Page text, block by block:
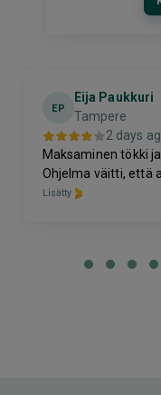
EP
Eija Paukkuri
Tampere
2 days
Maksaminen tökki
Ohjelma väitti, että
Lisätty